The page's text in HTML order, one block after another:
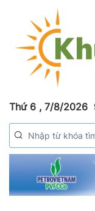
Thứ 6 , 7/8/2026